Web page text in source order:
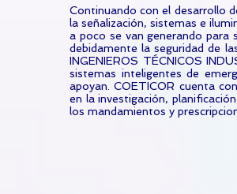
Continuando con el desarrollo
la señalización, sistemas e
a poco se van generando para
debidamente la seguridad de
INGENIEROS TÉCNICOS
sistemas inteligentes de
apoyan. COETICOR cuenta
en la investigación,
los mandamientos y